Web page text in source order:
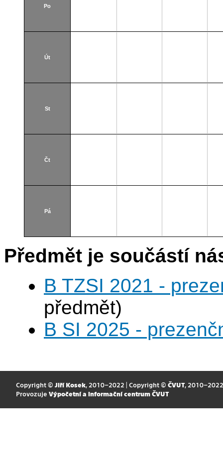
Po
Út
St
Čt
Pá
Předmět je součástí
B TZSI 2021 -
předmět)
B SI 2025 -
Copyright © Jiří Kosek, 2010–2022 | Copyright © ČVUT, 2010–2022
Provozuje Výpočetní a informační centrum ČVUT